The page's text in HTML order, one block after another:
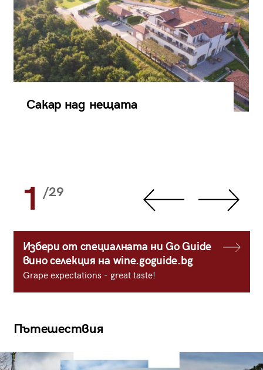
Сакар над нещата
1 /29
Избери от специалната ни Go Guide
вино селекция на wine.goguide.bg
Grape expectations - great taste!
Пътешествия